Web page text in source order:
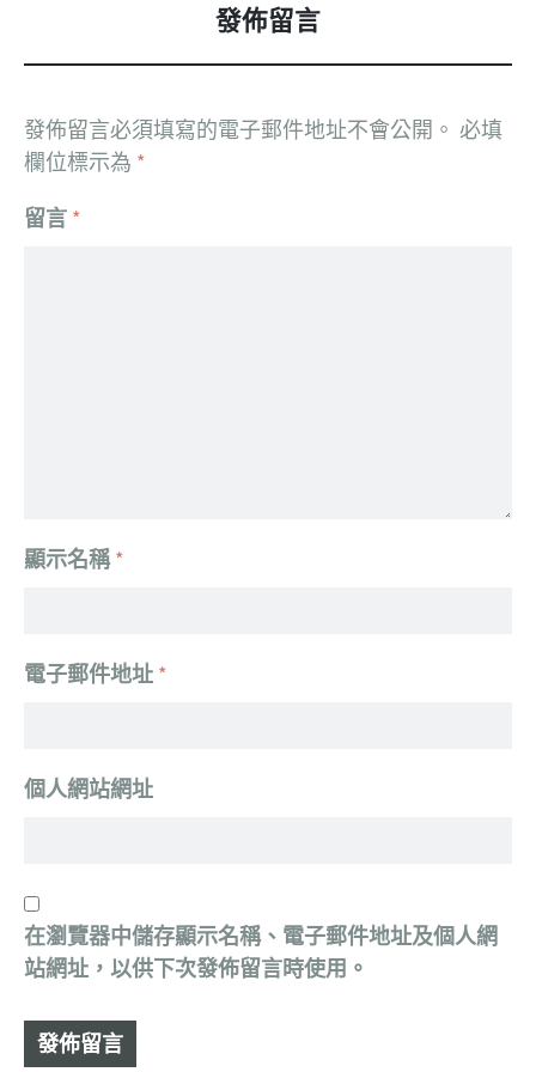
發佈留言
發佈留言必須填寫的電子郵件地址不會公開。 必填
欄位標示為 *
留言 *
顯示名稱*
電子郵件地址 *
個人網站網址
在瀏覽器中儲存顯示名稱、電子郵件地址及個人網
站網址，以供下次發佈留言時使用。